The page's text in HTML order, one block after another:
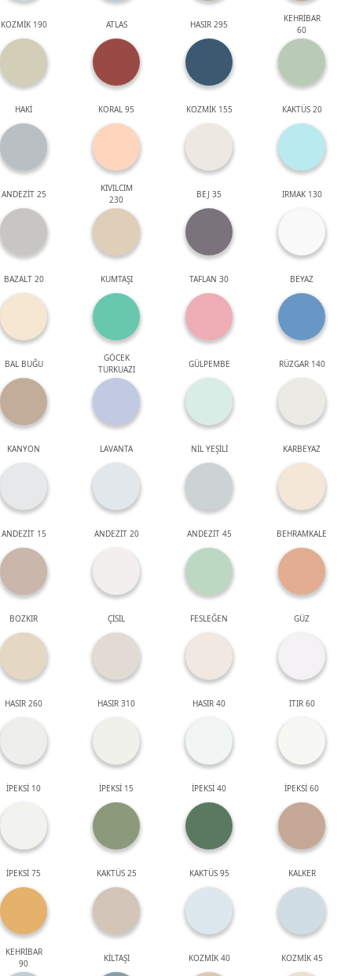
KOZMİK 190 ATLAS HASIR 295
KEHRİBAR
60
HAKİ KORAL 95 KOZMİK 155 KAKTÜS 20
ANDEZİT 25
KIVILCIM
230
BEJ 35 IRMAK 130
BAZALT 20 KUMTAŞI TAFLAN 30 BEYAZ
BAL BUĞU
GÖCEK
TURKUAZI
GÜLPEMBE RÜZGAR 140
KANYON LAVANTA NİL YEŞİLİ KARBEYAZ
ANDEZİT 15 ANDEZİT 20 ANDEZİT 45 BEHRAMKALE
BOZKIR ÇİSİL FESLEĞEN GÜZ
HASIR 260 HASIR 310 HASIR 40 ITIR 60
İPEKSİ 10 İPEKSİ 15 İPEKSİ 40 İPEKSİ 60
İPEKSİ 75 KAKTÜS 25 KAKTÜS 95 KALKER
KEHRİBAR
90
KİLTAŞI KOZMİK 40 KOZMİK 45